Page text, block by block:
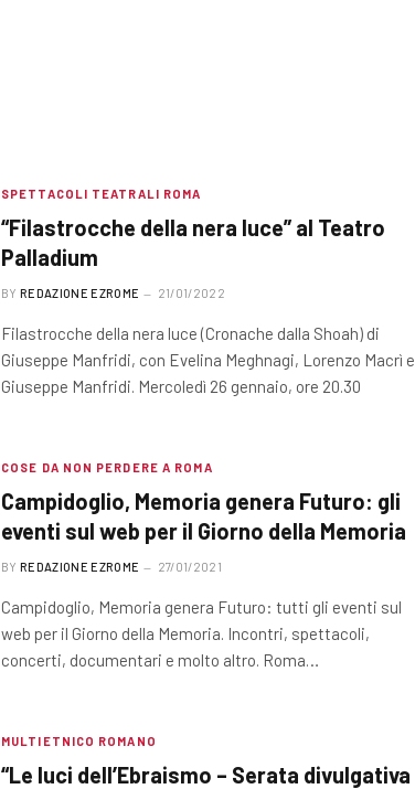
SPETTACOLI TEATRALI ROMA
“Filastrocche della nera luce” al Teatro
Palladium
BY REDAZIONE EZROME 21/01/2022
Filastrocche della nera luce (Cronache dalla Shoah) di
Giuseppe Manfridi, con Evelina Meghnagi, Lorenzo Macrì e
Giuseppe Manfridi. Mercoledì 26 gennaio, ore 20.30
COSE DA NON PERDERE A ROMA
Campidoglio, Memoria genera Futuro: gli
eventi sul web per il Giorno della Memoria
BY REDAZIONE EZROME 27/01/2021
Campidoglio, Memoria genera Futuro: tutti gli eventi sul
web per il Giorno della Memoria. Incontri, spettacoli,
concerti, documentari e molto altro. Roma…
MULTIETNICO ROMANO
“Le luci dell’Ebraismo – Serata divulgativa